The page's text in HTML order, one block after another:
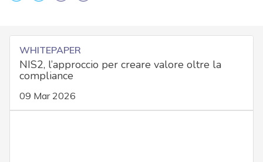
WHITEPAPER
NIS2, l’approccio per creare valore oltre la
compliance
09 Mar 2026